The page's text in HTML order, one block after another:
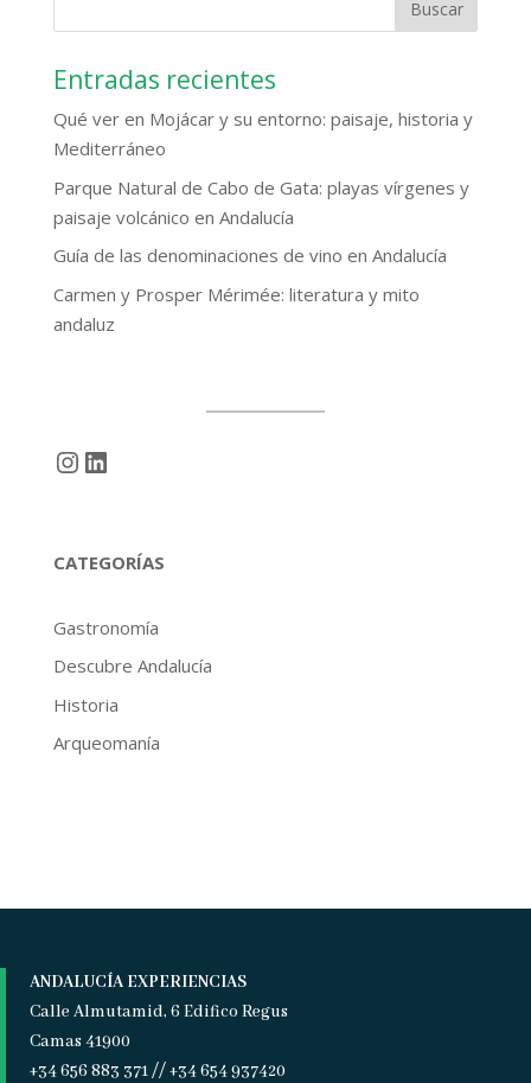
Entradas recientes
Qué ver en Mojácar y su entorno: paisaje, historia y
Mediterráneo
Parque Natural de Cabo de Gata: playas vírgenes y
paisaje volcánico en Andalucía
Guía de las denominaciones de vino en Andalucía
Carmen y Prosper Mérimée: literatura y mito
andaluz
Instagram
LinkedIn
CATEGORÍAS
Gastronomía
Descubre Andalucía
Historia
Arqueomanía
ANDALUCÍA EXPERIENCIAS
Calle Almutamid, 6 Edifico Regus
Camas 41900
+34 656 883 371 // +34 654 937420